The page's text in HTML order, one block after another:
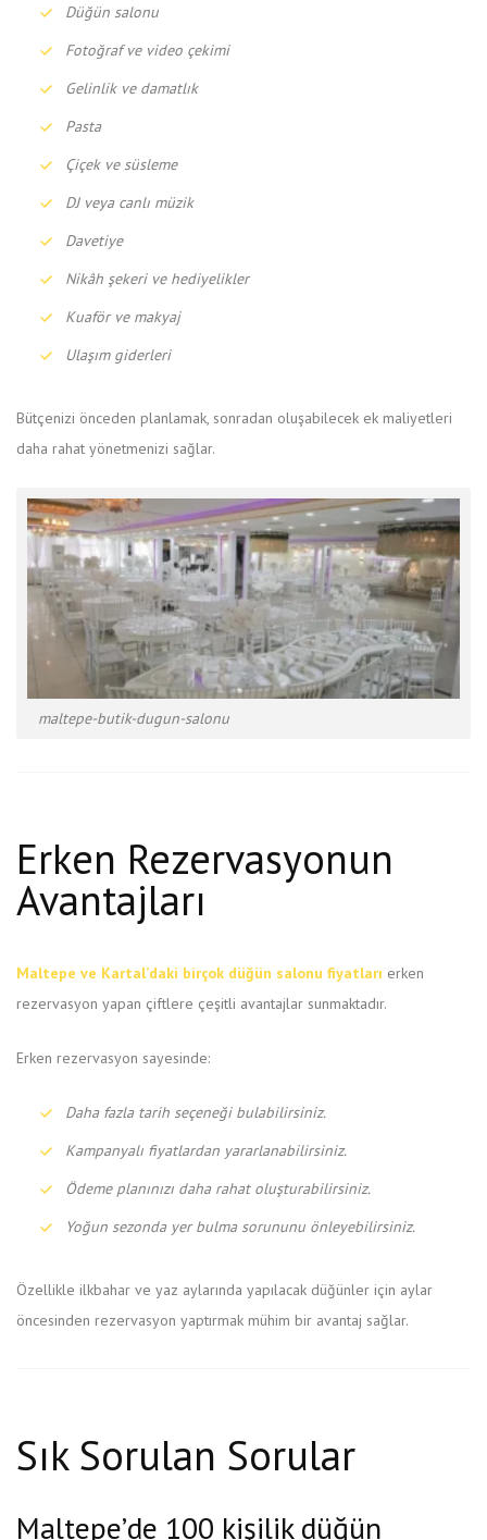
Düğün salonu
Fotoğraf ve video çekimi
Gelinlik ve damatlık
Pasta
Çiçek ve süsleme
DJ veya canlı müzik
Davetiye
Nikâh şekeri ve hediyelikler
Kuaför ve makyaj
Ulaşım giderleri
Bütçenizi önceden planlamak, sonradan oluşabilecek ek maliyetleri
daha rahat yönetmenizi sağlar.
maltepe-butik-dugun-salonu
Erken Rezervasyonun
Avantajları
Maltepe ve Kartal’daki birçok düğün salonu fiyatları erken
rezervasyon yapan çiftlere çeşitli avantajlar sunmaktadır.
Erken rezervasyon sayesinde:
Daha fazla tarih seçeneği bulabilirsiniz.
Kampanyalı fiyatlardan yararlanabilirsiniz.
Ödeme planınızı daha rahat oluşturabilirsiniz.
Yoğun sezonda yer bulma sorununu önleyebilirsiniz.
Özellikle ilkbahar ve yaz aylarında yapılacak düğünler için aylar
öncesinden rezervasyon yaptırmak mühim bir avantaj sağlar.
Sık Sorulan Sorular
Maltepe’de 100 kişilik düğün